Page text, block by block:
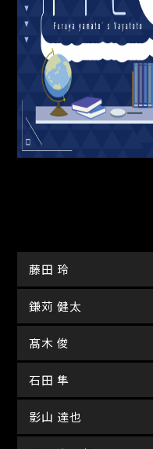
藤田 玲
鎌苅 健太
髙木 俊
石田 隼
影山 達也